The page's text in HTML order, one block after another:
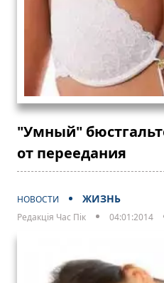
"Умный"
от переедания
НОВОСТИ ЖИЗНЬ
Редакція Час Пік 04:01:2014